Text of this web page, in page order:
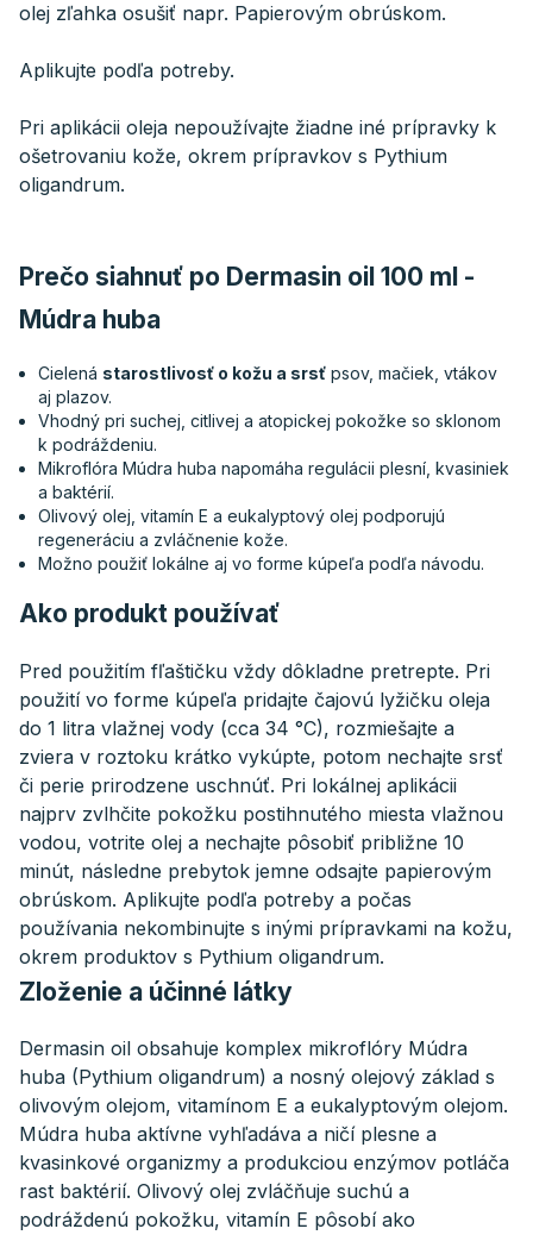
olej zľahka osušiť napr. Papierovým obrúskom.
Aplikujte podľa potreby.
Pri aplikácii oleja nepoužívajte žiadne iné prípravky k
ošetrovaniu kože, okrem prípravkov s Pythium
oligandrum.
Prečo siahnuť po Dermasin oil 100 ml -
Múdra huba
Cielená starostlivosť o kožu a srsť psov, mačiek, vtákov
aj plazov.
Vhodný pri suchej, citlivej a atopickej pokožke so sklonom
k podráždeniu.
Mikroflóra Múdra huba napomáha regulácii plesní, kvasiniek
a baktérií.
Olivový olej, vitamín E a eukalyptový olej podporujú
regeneráciu a zvláčnenie kože.
Možno použiť lokálne aj vo forme kúpeľa podľa návodu.
Ako produkt používať
Pred použitím fľaštičku vždy dôkladne pretrepte. Pri
použití vo forme kúpeľa pridajte čajovú lyžičku oleja
do 1 litra vlažnej vody (cca 34 °C), rozmiešajte a
zviera v roztoku krátko vykúpte, potom nechajte srsť
či perie prirodzene uschnúť. Pri lokálnej aplikácii
najprv zvlhčite pokožku postihnutého miesta vlažnou
vodou, votrite olej a nechajte pôsobiť približne 10
minút, následne prebytok jemne odsajte papierovým
obrúskom. Aplikujte podľa potreby a počas
používania nekombinujte s inými prípravkami na kožu,
okrem produktov s Pythium oligandrum.
Zloženie a účinné látky
Dermasin oil obsahuje komplex mikroflóry Múdra
huba (Pythium oligandrum) a nosný olejový základ s
olivovým olejom, vitamínom E a eukalyptovým olejom.
Múdra huba aktívne vyhľadáva a ničí plesne a
kvasinkové organizmy a produkciou enzýmov potláča
rast baktérií. Olivový olej zvláčňuje suchú a
podráždenú pokožku, vitamín E pôsobí ako